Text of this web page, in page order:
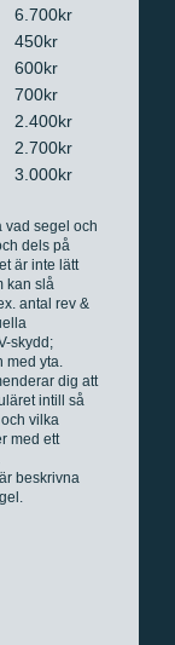
6.700kr
450kr
600kr
700kr
2.400kr
2.700kr
3.000kr
vad segel och
dels på
är inte lätt
kan slå
antal rev &
skydd;
med yta.
dig att
intill så
vilka
med ett
beskrivna